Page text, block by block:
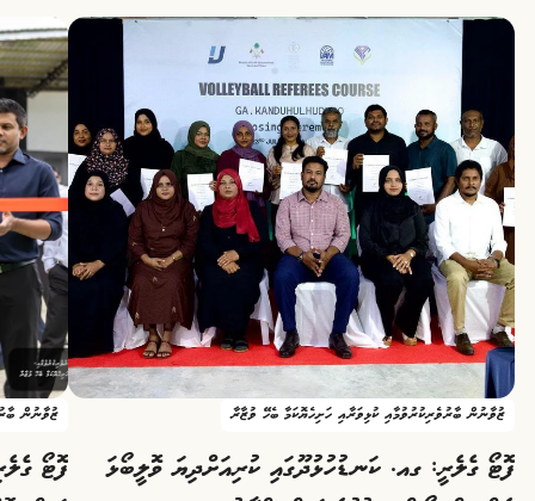
ޒުވާނުން ބާރުވެރިކުރުވުމާއި ކުޅިވަރާއި ހަށިހެޔޮކަމާ ބެހޭ ވުޒާރާ
ފޮޓޯ ގެލެރީ: ގއ. ކަނޑުހުޅުދޫގައި ކުރިއަށްދިޔަ ވޮލީބޯޅަ
ޒުވާނުން
ފޮޓޯ